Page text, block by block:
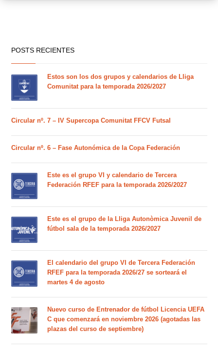
POSTS RECIENTES
Estos son los dos grupos y calendarios de Lliga
Comunitat para la temporada 2026/2027
Circular nº. 7 – IV Supercopa Comunitat FFCV Futsal
Circular nº. 6 – Fase Autonómica de la Copa Federación
Este es el grupo VI y calendario de Tercera
Federación RFEF para la temporada 2026/2027
Este es el grupo de la Lliga Autonòmica Juvenil de
fútbol sala de la temporada 2026/2027
El calendario del grupo VI de Tercera Federación
RFEF para la temporada 2026/27 se sorteará el
martes 4 de agosto
Nuevo curso de Entrenador de fútbol Licencia UEFA
C que comenzará en noviembre 2026 (agotadas las
plazas del curso de septiembre)